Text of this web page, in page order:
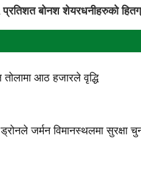
बोनश शेयरधनीहरुको
आठ हजारले वृद्धि
जर्मन विमानस्थलमा सुरक्षा